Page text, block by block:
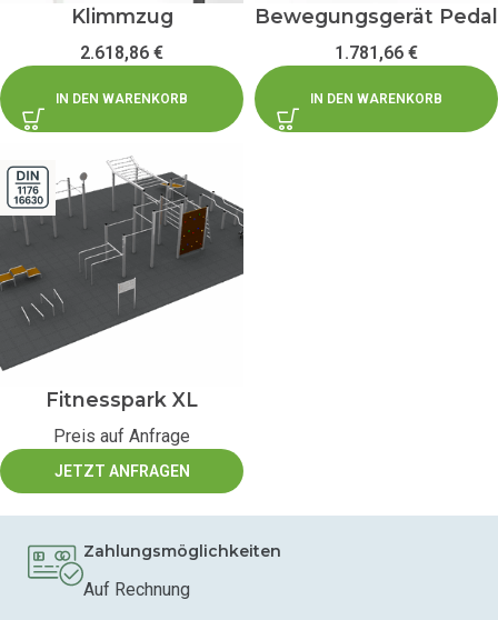
Klimmzug
2.618,86 €
IN DEN WARENKORB
Bewegungsgerät Pedal
1.781,66 €
IN DEN WARENKORB
Fitnesspark XL
Preis auf Anfrage
JETZT ANFRAGEN
Zahlungsmöglichkeiten
Auf Rechnung